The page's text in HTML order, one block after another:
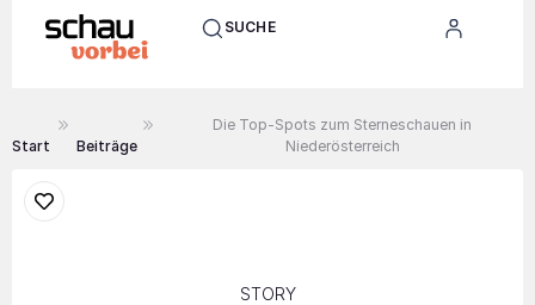
SUCHE
Start Beiträge
Die Top-Spots zum Sterneschauen in
Niederösterreich
STORY